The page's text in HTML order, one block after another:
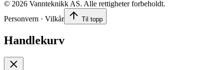
© 2026 Vannteknikk AS. Alle rettigheter forbeholdt.
Personvern · Vilkår
Til topp
Handlekurv